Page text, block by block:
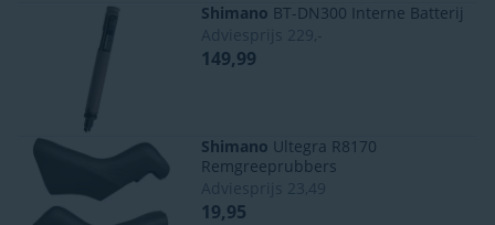
Shimano BT-DN300 Interne Batterij
Adviesprijs 229,-
149,99
Shimano Ultegra R8170
Remgreeprubbers
Adviesprijs 23,49
19,95